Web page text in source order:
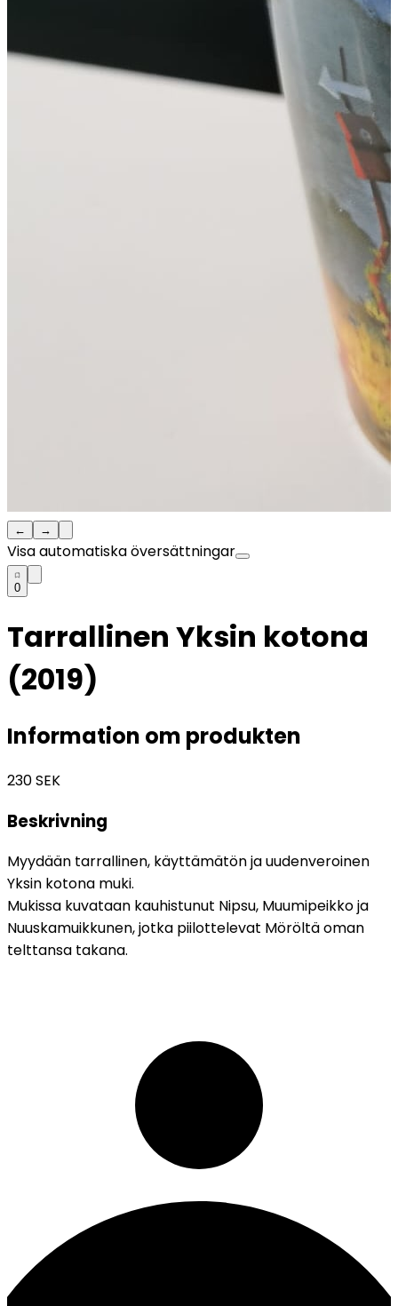
← →
Visa automatiska översättningar
0
Tarrallinen Yksin kotona
(2019)
Information om produkten
230SEK
Beskrivning
Myydään tarrallinen, käyttämätön ja uudenveroinen
Yksin kotona muki.
Mukissa kuvataan kauhistunut Nipsu, Muumipeikko ja
Nuuskamuikkunen, jotka piilottelevat Möröltä oman
telttansa takana.